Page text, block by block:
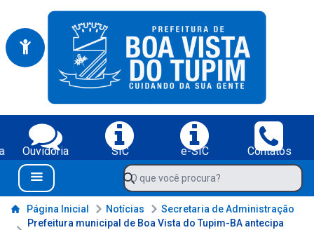
Portal da Prefeitura Municipal de Boa Vista do Tupim-BA
Serviços da Prefeitura Municipal de Boa Vista do Tupim-BA;
Ouvidoria SIC e-SIC
Contatos
Navegue pelo portal da Prefeitura de Boa Vista do Tupim-BA
Menu Bar
O que você procura?
Conteúdo da Prefeitura de Boa Vista do Tupim-BA
Página Inicial Notícias
Secretaria de Administração
Prefeitura municipal de Boa Vista do Tupim-BA antecipa